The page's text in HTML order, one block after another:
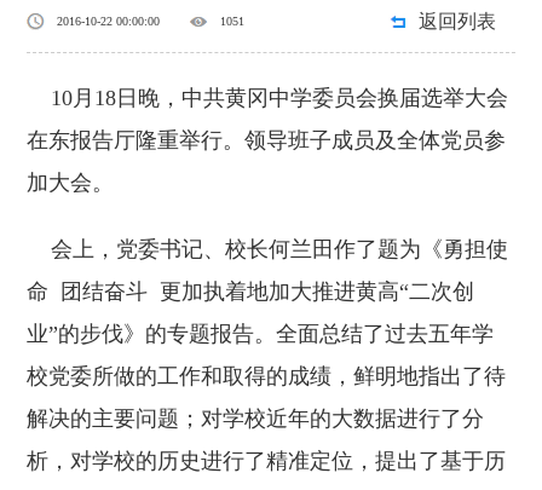
2016-10-22 00:00:00 1051 返回列表
10月18日晚，中共黄冈中学委员会换届选举大会
在东报告厅隆重举行。领导班子成员及全体党员参
加大会。
会上，党委书记、校长何兰田作了题为《勇担使
命 团结奋斗 更加执着地加大推进黄高“二次创
业”的步伐》的专题报告。全面总结了过去五年学
校党委所做的工作和取得的成绩，鲜明地指出了待
解决的主要问题；对学校近年的大数据进行了分
析，对学校的历史进行了精准定位，提出了基于历